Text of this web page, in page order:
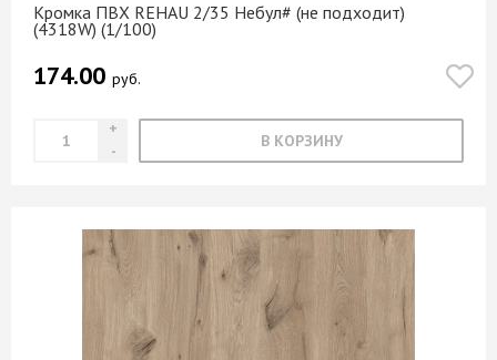
Кромка ПВХ REHAU 2/35 Небул# (не подходит)
(4318W) (1/100)
174.00 руб.
В КОРЗИНУ